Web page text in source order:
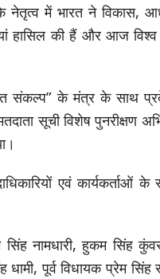
नेतृत्व में भारत ने विकास,
हासिल की हैं और आज
संकल्प” के मंत्र के साथ
सूची विशेष पुनरीक्षण
एवं कार्यकर्ताओं के
नामधारी, हुकम सिंह
पूर्व विधायक प्रेम सिंह